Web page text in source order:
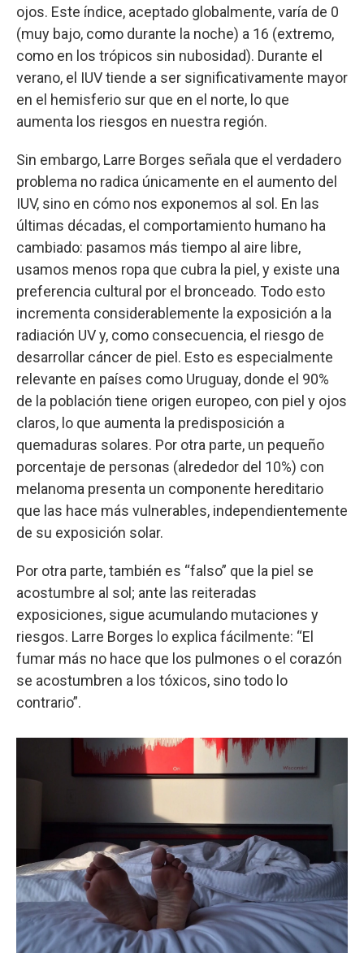
ojos. Este índice, aceptado globalmente, varía de 0
(muy bajo, como durante la noche) a 16 (extremo,
como en los trópicos sin nubosidad). Durante el
verano, el IUV tiende a ser significativamente mayor
en el hemisferio sur que en el norte, lo que
aumenta los riesgos en nuestra región.
Sin embargo, Larre Borges señala que el verdadero
problema no radica únicamente en el aumento del
IUV, sino en cómo nos exponemos al sol. En las
últimas décadas, el comportamiento humano ha
cambiado: pasamos más tiempo al aire libre,
usamos menos ropa que cubra la piel, y existe una
preferencia cultural por el bronceado. Todo esto
incrementa considerablemente la exposición a la
radiación UV y, como consecuencia, el riesgo de
desarrollar cáncer de piel. Esto es especialmente
relevante en países como Uruguay, donde el 90%
de la población tiene origen europeo, con piel y ojos
claros, lo que aumenta la predisposición a
quemaduras solares. Por otra parte, un pequeño
porcentaje de personas (alrededor del 10%) con
melanoma presenta un componente hereditario
que las hace más vulnerables, independientemente
de su exposición solar.
Por otra parte, también es “falso” que la piel se
acostumbre al sol; ante las reiteradas
exposiciones, sigue acumulando mutaciones y
riesgos. Larre Borges lo explica fácilmente: “El
fumar más no hace que los pulmones o el corazón
se acostumbren a los tóxicos, sino todo lo
contrario”.